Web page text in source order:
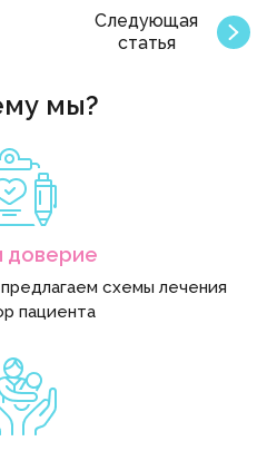
Следующая
статья
мы?
доверие
схемы лечения
пациента